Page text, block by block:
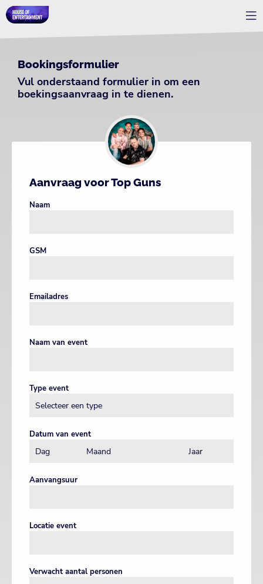
Bookingsformulier
Vul onderstaand formulier in om een
boekingsaanvraag in te dienen.
Aanvraag voor Top Guns
Naam
GSM
Emailadres
Naam van event
Type event
Datum van event
Aanvangsuur
Locatie event
Verwacht aantal personen